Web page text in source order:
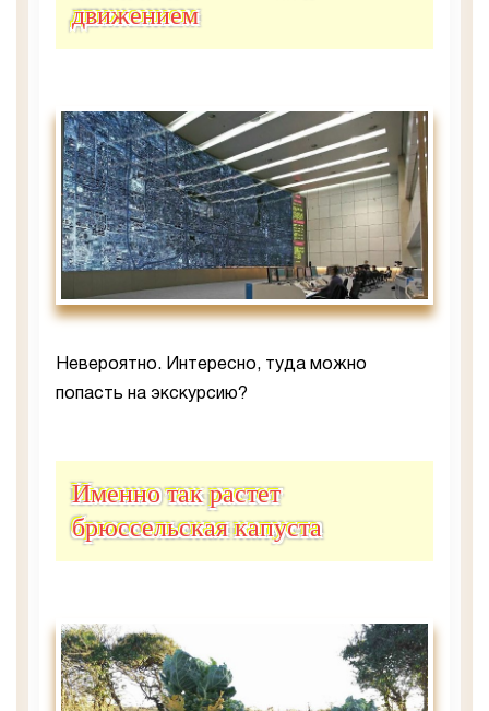
движением
Невероятно. Интересно, туда можно
попасть на экскурсию?
Именно так растет
брюссельская капуста